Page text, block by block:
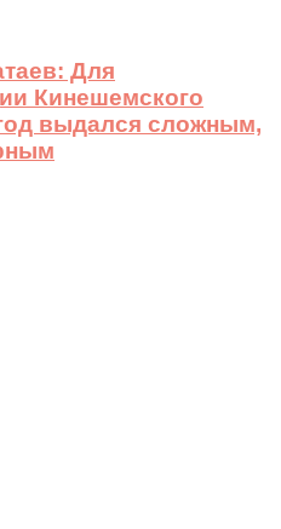
Для
Кинешемского
выдался сложным,